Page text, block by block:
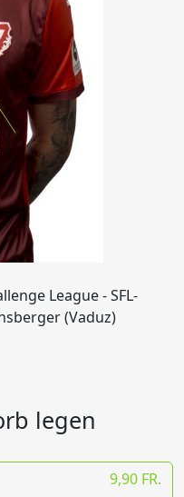
League - SFL-
(Vaduz)
legen
9,90 FR.